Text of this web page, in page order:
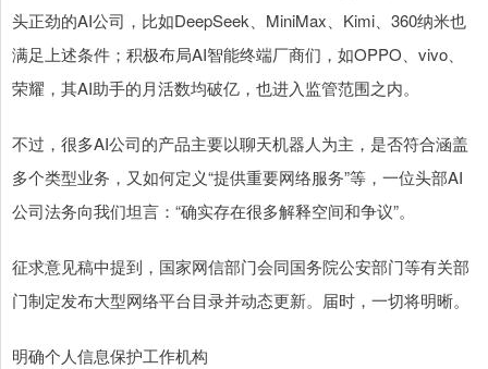
头正劲的AI公司，比如DeepSeek、MiniMax、Kimi、360纳米也
满足上述条件；积极布局AI智能终端厂商们，如OPPO、vivo、
荣耀，其AI助手的月活数均破亿，也进入监管范围之内。
不过，很多AI公司的产品主要以聊天机器人为主，是否符合涵盖
多个类型业务，又如何定义“提供重要网络服务”等，一位头部AI
公司法务向我们坦言：“确实存在很多解释空间和争议”。
征求意见稿中提到，国家网信部门会同国务院公安部门等有关部
门制定发布大型网络平台目录并动态更新。届时，一切将明晰。
明确个人信息保护工作机构